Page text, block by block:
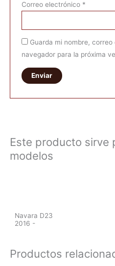
Correo electrónico *
Guarda mi nombre,
navegador para la próxima
Este producto sirve
modelos
Navara D23
2016 -
Productos